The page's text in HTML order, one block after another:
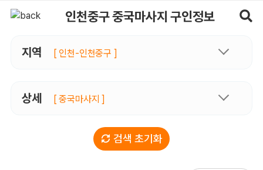
인천중구 중국마사지 구인정보
지역 [ 인천-인천중구 ]
상세 [ 중국마사지 ]
검색 초기화